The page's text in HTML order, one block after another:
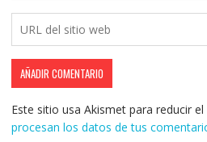
Este sitio usa Akismet para reducir el
procesan los datos de tus